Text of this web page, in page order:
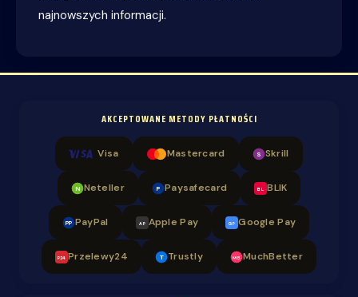
najnowszych informacji.
AKCEPTOWANE METODY PŁATNOŚCI
Visa Mastercard S Skrill
N Neteller P Paysafecard BL BLIK
PP PayPal AP Apple Pay GP Google Pay
P24 Przelewy24 T Trustly MB MuchBetter